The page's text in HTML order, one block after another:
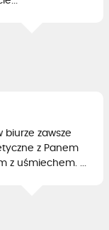
biurze zawsze
z Panem
z uśmiechem. ...